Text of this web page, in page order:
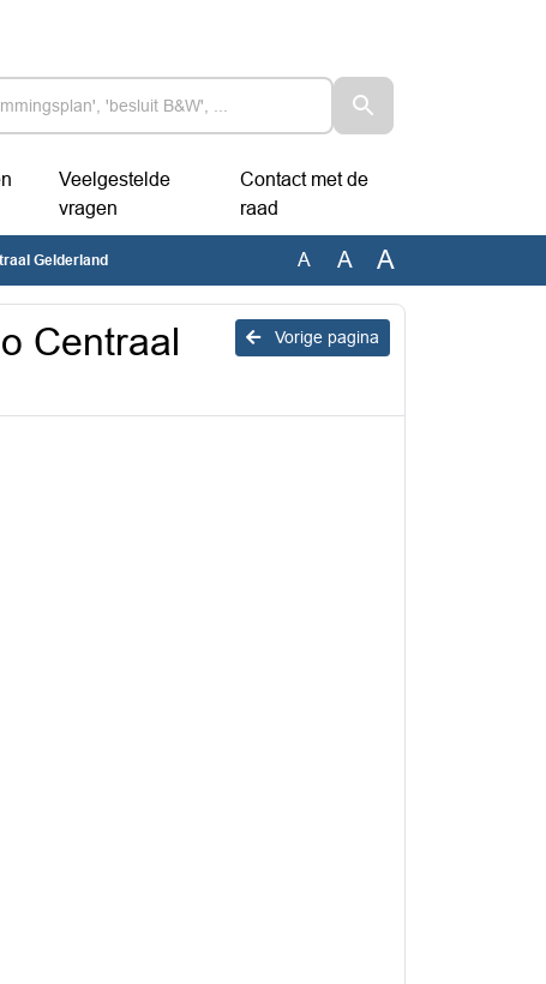
Veelgestelde
vragen
Contact met de
raad
Gelderland A A A
Vorige pagina
Centraal